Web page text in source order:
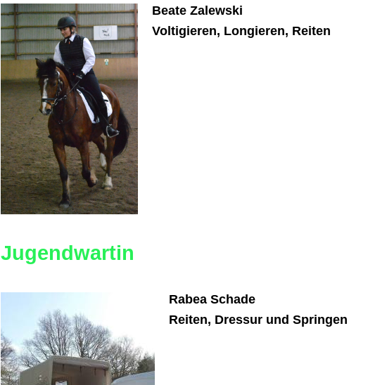
Beate Zalewski
Voltigieren, Longieren, Reiten
Jugendwartin
Rabea Schade
Reiten, Dressur und Springen